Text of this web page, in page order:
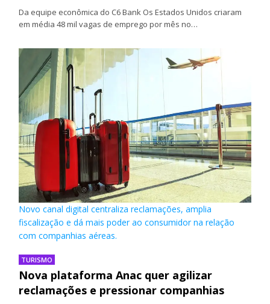
Da equipe econômica do C6 Bank Os Estados Unidos criaram
em média 48 mil vagas de emprego por mês no…
Novo canal digital centraliza reclamações, amplia
fiscalização e dá mais poder ao consumidor na relação
com companhias aéreas.
TURISMO
Nova plataforma Anac quer agilizar
reclamações e pressionar companhias